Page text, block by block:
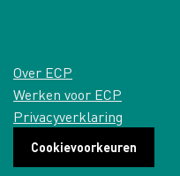
Over ECP
Werken voor ECP
Privacyverklaring
Cookievoorkeuren